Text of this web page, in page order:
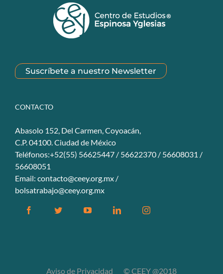
Suscríbete a nuestro Newsletter
CONTACTO
Abasolo 152, Del Carmen, Coyoacán,
C.P. 04100. Ciudad de México
Teléfonos:+52(55) 56625447 / 56622370 / 56608031 /
56608051
Email: contacto@ceey.org.mx /
bolsatrabajo@ceey.org.mx
FacebookTwitter YouTubeLinkedinInstagram
Aviso de Privacidad © CEEY @2018